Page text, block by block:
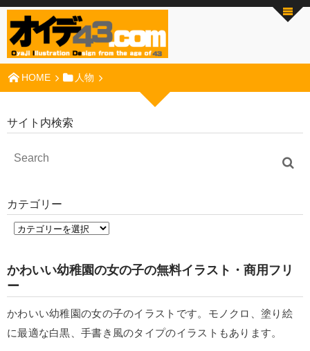
HOME 人物
サイト内検索
カテゴリー
かわいい幼稚園の女の子の無料イラスト・商用フリ
ー
かわいい幼稚園の女の子のイラストです。モノクロ、塗り絵
に最適な白黒、手書き風のタイプのイラストもあります。